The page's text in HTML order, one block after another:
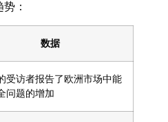
：
数据
受访者报告了欧洲市场中能
问题的增加